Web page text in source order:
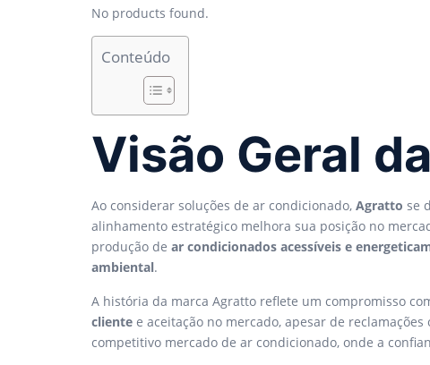
No products found.
Conteúdo
Visão Geral
Ao considerar soluções de ar condicionado, Agratto se
alinhamento estratégico melhora sua posição no
produção de ar condicionados acessíveis e
ambiental.
A história da marca Agratto reflete um compromisso
cliente e aceitação no mercado, apesar de
competitivo mercado de ar condicionado, onde a